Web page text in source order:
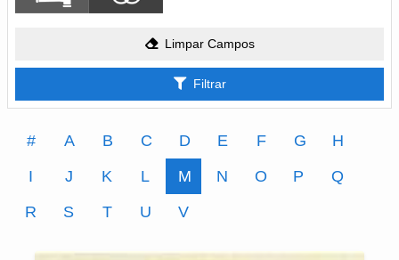
Limpar Campos
Filtrar
# A B C D E F G
H
I
J K L M N O P
Q
R
S T U V